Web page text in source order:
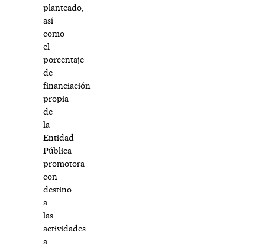
planteado,
así
como
el
porcentaje
de
financiación
propia
de
la
Entidad
Pública
promotora
con
destino
a
las
actividades
a